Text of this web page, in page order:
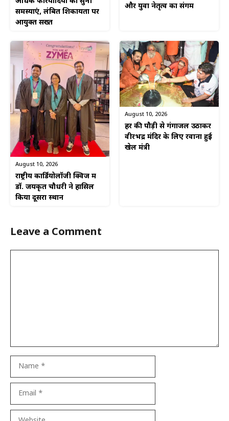
समस्याएं, लंबित शिकायतों पर
आयुक्त सख्त
और युवा नेतृत्व का संगम
August 10, 2026
राष्ट्रीय कार्डियोलॉजी क्विज में
डॉ. जयकृत चौधरी ने हासिल
किया दूसरा स्थान
August 10, 2026
हर की पौड़ी से गंगाजल उठाकर
वीरभद्र मंदिर के लिए रवाना हुई
खेल मंत्री
Leave a Comment
Website